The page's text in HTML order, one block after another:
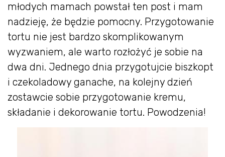
młodych mamach powstał ten post i mam
nadzieję, że będzie pomocny. Przygotowanie
tortu nie jest bardzo skomplikowanym
wyzwaniem, ale warto rozłożyć je sobie na
dwa dni. Jednego dnia przygotujcie biszkopt
i czekoladowy ganache, na kolejny dzień
zostawcie sobie przygotowanie kremu,
składanie i dekorowanie tortu. Powodzenia!